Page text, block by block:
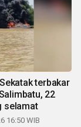
terbakar
22
selamat
16:50 WIB